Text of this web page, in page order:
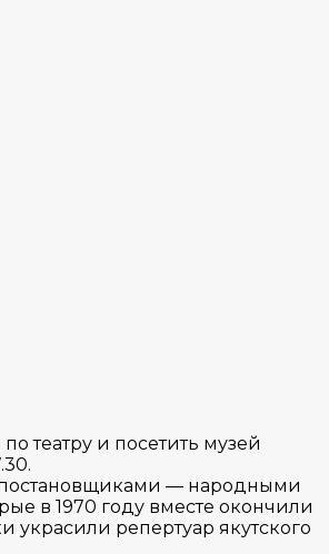
театру и посетить музей
постановщиками — народными
в 1970 году вместе окончили
репертуар якутского